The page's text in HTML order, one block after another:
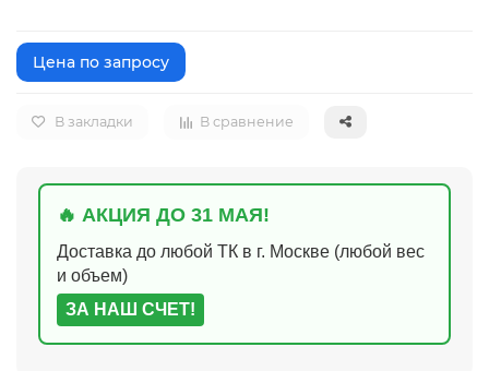
Цена по запросу
В закладки В сравнение
🔥 АКЦИЯ ДО 31 МАЯ!
Доставка до любой ТК в г. Москве (любой вес
и объем)
ЗА НАШ СЧЕТ!